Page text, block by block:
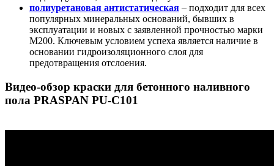
полиуретановая антистатическая – подходит для всех
популярных минеральных оснований, бывших в
эксплуатации и новых с заявленной прочностью марки
М200. Ключевым условием успеха является наличие в
основании гидроизоляционного слоя для
предотвращения отслоения.
Видео-обзор краски для бетонного наливного
пола PRASPAN PU-C101